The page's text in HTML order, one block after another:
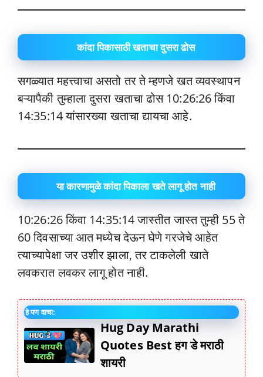
कांदा पिकासाठी खताचा दुसरा ढोस
सगळ्यात महत्त्वाचा असतो तर ते म्हणजे खत व्यवस्थापन
बऱ्यापैकी तुम्हाला दुसरा खताचा ढोस 10:26:26 किंवा
14:35:14 यांसारख्या खताचा द्यायचा आहे.
या कारणामुळे कांदा पिकाला खते लागू होत नाही
10:26:26 किंवा 14:35:14 जास्तीत जास्त तुम्ही 55 ते
60 दिवसाच्या आत मध्येच देऊन घेणे गरजेचे आहेत
त्याच्यापेक्षा जर उशीर झाला, तर टाकलेली खाते
लवकरात लवकर लागू होत नाही.
हे पण वाचा:
Hug Day Marathi
Quotes Best हग डे मराठी
शायरी